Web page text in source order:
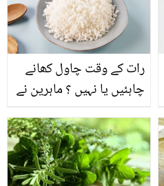
رات کے وقت چاول کھانے
چاہئیں یا نہیں ؟ ماہرین نے
کچھ بھی کھانے سے پہلے
آئندہ ہزار بار سوچا کریں
گے